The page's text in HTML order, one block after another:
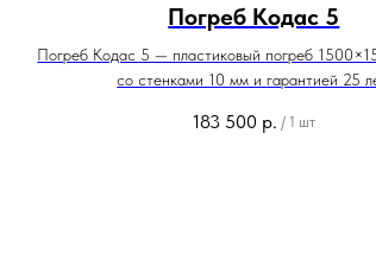
Погреб Кодас 5
Погреб Кодас 5 — пластиковый погреб
со стенками 10 мм и гарантией 25
183 500 р. / 1 шт